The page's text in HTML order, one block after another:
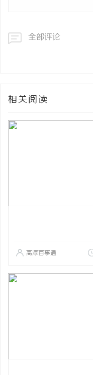
全部评论
相关阅读
高淳百事通